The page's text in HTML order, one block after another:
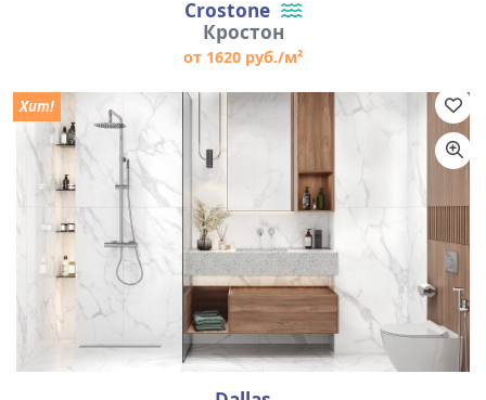
Crostone
Кростон
от 1620 руб./м²
Хит!